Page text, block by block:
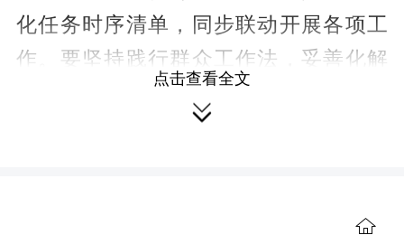
化任务时序清单，同步联动开展各项工
作。要坚持践行群众工作法，妥善化解
各类矛盾诉求，兼顾周边产业发展，避
免项目建设带来的负面影响。要坚持源
目生态治理效能。要健全工程全过程监
点击查看全文
